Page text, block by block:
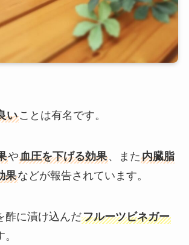
いことは有名です。
や血圧を下げる効果、また内臓脂
果などが報告されています。
酢に漬け込んだフルーツビネガー